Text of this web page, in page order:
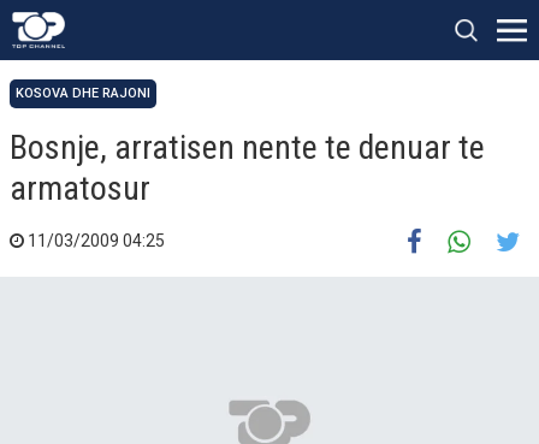
KOSOVA DHE RAJONI
Bosnje, arratisen nente te denuar te
armatosur
11/03/2009 04:25